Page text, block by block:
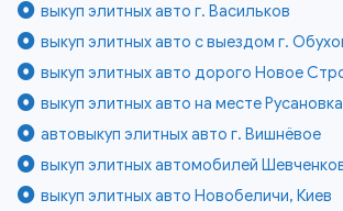
выкуп элитных авто г. Васильков
выкуп элитных авто с выездом г.
выкуп элитных авто дорого Новое
выкуп элитных авто на месте
автовыкуп элитных авто г. Вишнёвое
выкуп элитных автомобилей
выкуп элитных авто Новобеличи, Киев